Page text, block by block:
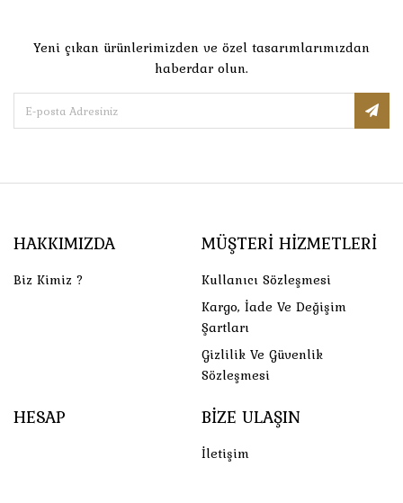
Yeni çıkan ürünlerimizden ve özel tasarımlarımızdan
haberdar olun.
HAKKIMIZDA
Biz Kimiz ?
MÜŞTERI HIZMETLERI
Kullanıcı Sözleşmesi
Kargo, İade Ve Değişim
Şartları
Gizlilik Ve Güvenlik
Sözleşmesi
HESAP BIZE ULAŞIN
İletişim